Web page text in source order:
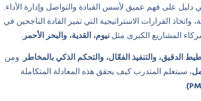
على فهم عميق لأسس القيادة والتواصل وإدارة الأداء.
القرارات الاستراتيجية التي تميز القادة الناجحين في
المشاريع الكبرى مثلنيوم، القدية، والبحر الأحمر.
الدقيق، والتنفيذ الفعّال، والتحكم الذكي بالمخاطر. ومن
، سيتعلم المتدرب كيف يحقق هذه المعادلة المتكاملة
.